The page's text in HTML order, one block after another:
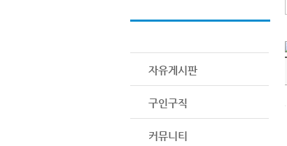
자유게시판
구인구직
커뮤니티